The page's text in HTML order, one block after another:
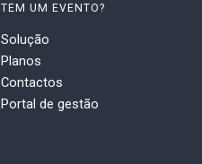
TEM UM EVENTO?
Solução
Planos
Contactos
Portal de gestão